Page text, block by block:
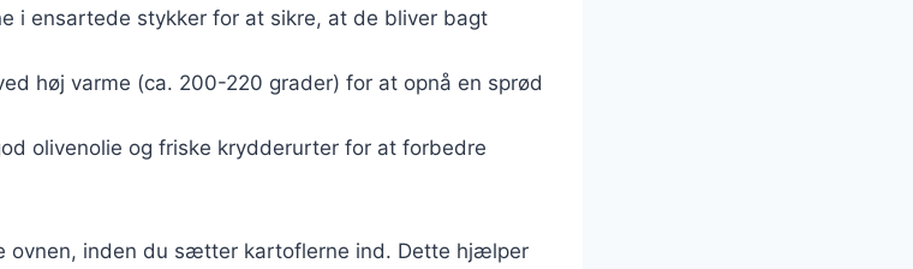
i ensartede stykker for at sikre, at de bliver bagt
høj varme (ca. 200-220 grader) for at opnå en sprød
olivenolie og friske krydderurter for at forbedre
ovnen, inden du sætter kartoflerne ind. Dette hjælper